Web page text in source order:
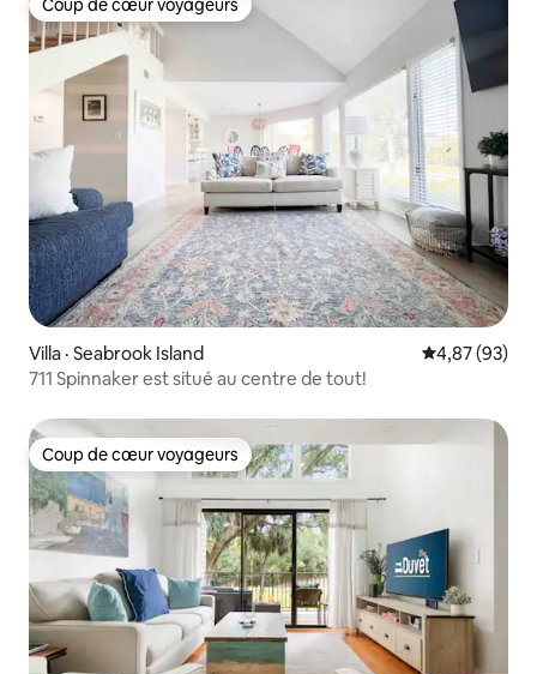
Coup de cœur voyageurs
Villa · Seabrook Island Note
4,87 (93)
711 Spinnaker est situé au centre de tout!
Coup de cœur voyageurs
Coup de cœur voyageurs